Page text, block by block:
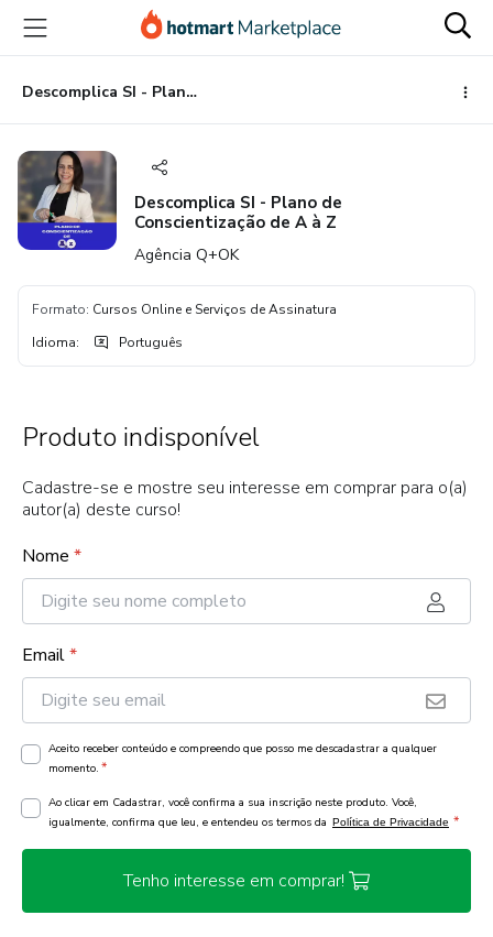
para
conteúdo
principal
para
pagamento
para
rodapé
Descomplica SI - Plano de Conscientização de A à Z
Descomplica SI - Plano de
Conscientização de A à Z
Agência Q+OK
Formato: Cursos Online e Serviços de Assinatura
Idioma: Português
Produto indisponível
Cadastre-se e mostre seu interesse em comprar para o(a)
autor(a) deste curso!
Nome *
Email*
Aceito receber conteúdo e compreendo que posso me descadastrar a qualquer
momento. *
Ao clicar em Cadastrar, você confirma a sua inscrição neste produto. Você,
igualmente, confirma que leu, e entendeu os termos da Política de Privacidade *
Tenho interesse em comprar!